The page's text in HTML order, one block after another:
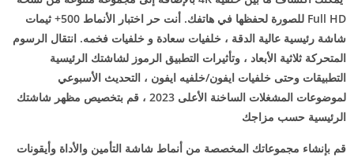
Full HD للصورة لحفظها في هاتفك. أنت حر اختبار الأنماط 500+ ثيمات
شاشة رئيسية عالية الدقة ، خلفيات سعادة و خلفيات فخمه. انتقال الرسوم
المتحركة ثلاثية الأبعاد ، وتأثيرات التطبيق الرموز لشاشتك الرئيسية
التطبيقات وحتى خلفيات ايفون/خلفيه ايفون ، التحديث الأسبوعي
لموضوعات المشغلات الساخنة الأعلى 2023 ، قم بتخصيص مظهر شاشتك
الرئيسية حسب مزاجك
قم بإنشاء مجموعاتك المخصصة من أنماط شاشة التأمين والأداة وأيقونات